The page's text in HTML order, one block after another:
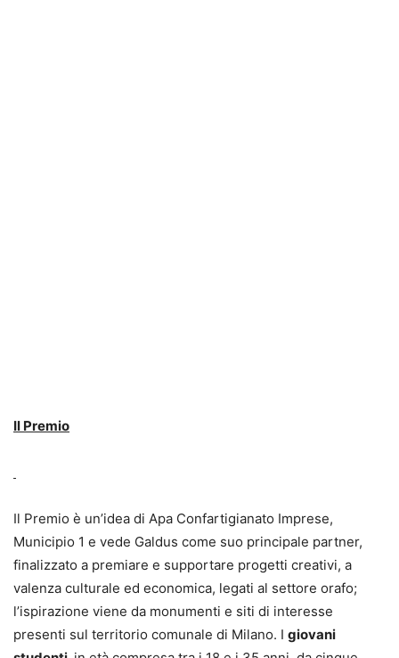
Il Premio
Il Premio è un’idea di Apa Confartigianato Imprese,
Municipio 1 e vede Galdus come suo principale partner,
finalizzato a premiare e supportare progetti creativi, a
valenza culturale ed economica, legati al settore orafo;
l’ispirazione viene da monumenti e siti di interesse
presenti sul territorio comunale di Milano. I giovani